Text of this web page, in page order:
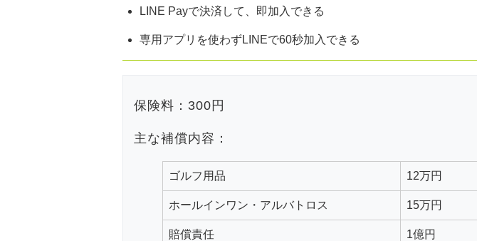
LINE Payで決済して、即加入できる
専用アプリを使わずLINEで60秒加入できる
保険料：300円
主な補償内容：
ゴルフ用品 12万円
ホールインワン・アルバトロス 15万円
賠償責任 1億円